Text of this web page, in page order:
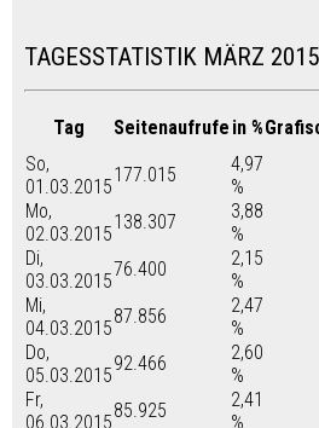
TAGESSTATISTIK MÄRZ 2015
Tag Seitenaufrufe in %
So,
01.03.2015
177.015
4,97
%
Mo,
02.03.2015
138.307
3,88
%
Di,
03.03.2015
76.400
2,15
%
Mi,
04.03.2015
87.856
2,47
%
Do,
05.03.2015
92.466
2,60
%
Fr,
06.03.2015
85.925
2,41
%